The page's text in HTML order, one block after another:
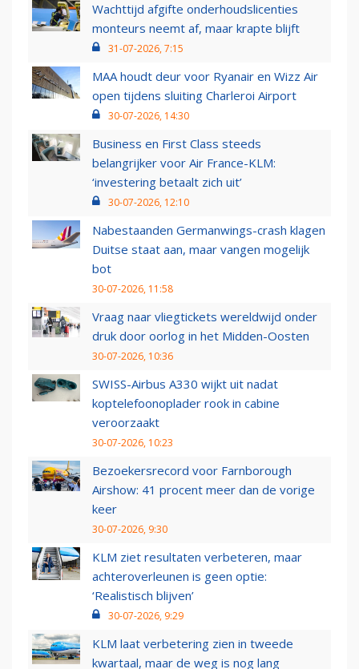
Wachttijd afgifte onderhoudslicenties
monteurs neemt af, maar krapte blijft
31-07-2026, 7:15
MAA houdt deur voor Ryanair en Wizz Air
open tijdens sluiting Charleroi Airport
30-07-2026, 14:30
Business en First Class steeds
belangrijker voor Air France-KLM:
‘investering betaalt zich uit’
30-07-2026, 12:10
Nabestaanden Germanwings-crash klagen
Duitse staat aan, maar vangen mogelijk
bot
30-07-2026, 11:58
Vraag naar vliegtickets wereldwijd onder
druk door oorlog in het Midden-Oosten
30-07-2026, 10:36
SWISS-Airbus A330 wijkt uit nadat
koptelefoonoplader rook in cabine
veroorzaakt
30-07-2026, 10:23
Bezoekersrecord voor Farnborough
Airshow: 41 procent meer dan de vorige
keer
30-07-2026, 9:30
KLM ziet resultaten verbeteren, maar
achteroverleunen is geen optie:
‘Realistisch blijven’
30-07-2026, 9:29
KLM laat verbetering zien in tweede
kwartaal, maar de weg is nog lang